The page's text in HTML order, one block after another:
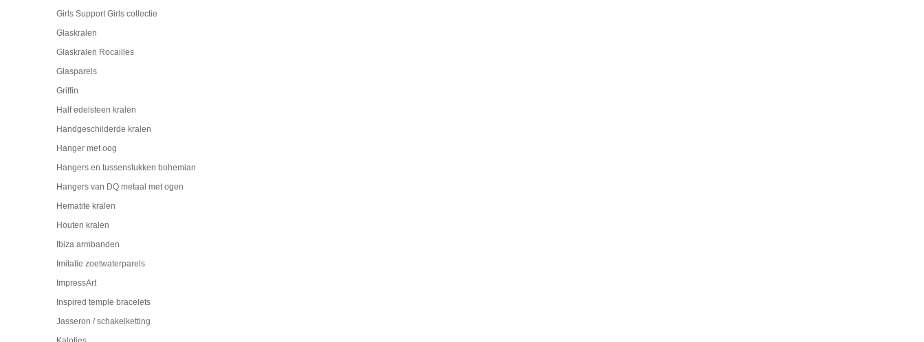
Girls Support Girls collectie
Glaskralen
Glaskralen Rocailles
Glasparels
Griffin
Half edelsteen kralen
Handgeschilderde kralen
Hanger met oog
Hangers en tussenstukken bohemian
Hangers van DQ metaal met ogen
Hematite kralen
Houten kralen
Ibiza armbanden
Imitatie zoetwaterparels
ImpressArt
Inspired temple bracelets
Jasseron / schakelketting